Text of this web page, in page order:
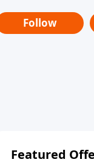
Follow
Featured